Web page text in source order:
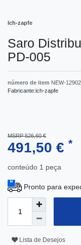
Ich-zapfe
Saro
PD-005
número de item NEW-12902
Fabricante:ich-zapfe
MSRP 526,60 €
491,50 € *
conteúdo 1 peça
Pronto para
Lista de Desejos